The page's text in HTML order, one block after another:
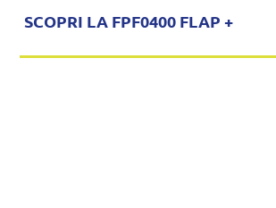
SCOPRI LA FPF0400 FLAP +